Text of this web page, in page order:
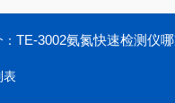
TE-3002氨氮快速检测仪
表